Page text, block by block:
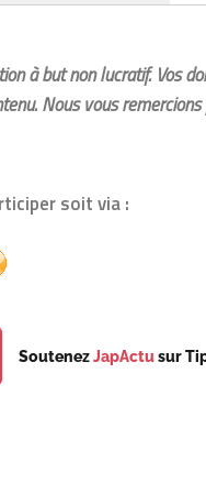
à but non lucratif. Vos
Nous vous
soit via :
SoutenezJapActusur